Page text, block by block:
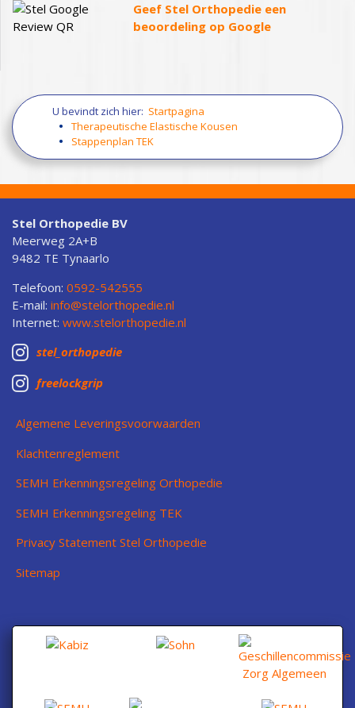
Geef Stel Orthopedie een
beoordeling op Google
U bevindt zich hier: Startpagina
Therapeutische Elastische Kousen
Stappenplan TEK
Stel Orthopedie BV
Meerweg 2A+B
9482 TE Tynaarlo
Telefoon: 0592-542555
E-mail: info@stelorthopedie.nl
Internet: www.stelorthopedie.nl
 stel_orthopedie
 freelockgrip
Algemene Leveringsvoorwaarden
Klachtenreglement
SEMH Erkenningsregeling Orthopedie
SEMH Erkenningsregeling TEK
Privacy Statement Stel Orthopedie
Sitemap